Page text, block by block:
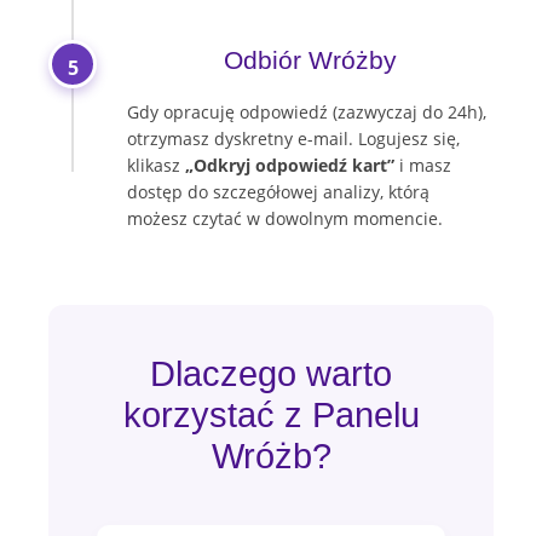
5 Odbiór Wróżby
Gdy opracuję odpowiedź (zazwyczaj do 24h),
otrzymasz dyskretny e-mail. Logujesz się,
klikasz „Odkryj odpowiedź kart” i masz
dostęp do szczegółowej analizy, którą
możesz czytać w dowolnym momencie.
Dlaczego warto
korzystać z Panelu
Wróżb?